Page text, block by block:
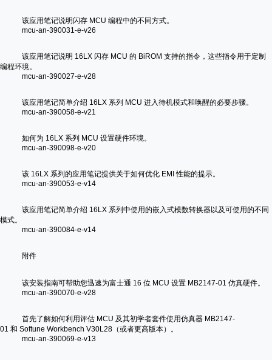
该应用笔记说明闪存 MCU 编程中的不同方式。
mcu-an-390031-e-v26
该应用笔记说明 16LX 闪存 MCU 的 BiROM 支持的指令，这些指令用于定制
编程环境。
mcu-an-390027-e-v28
该应用笔记简单介绍 16LX 系列 MCU 进入待机模式和唤醒的必要步骤。
mcu-an-390058-e-v21
如何为 16LX 系列 MCU 设置硬件环境。
mcu-an-390098-e-v20
该 16LX 系列的应用笔记提供关于如何优化 EMI 性能的提示。
mcu-an-390053-e-v14
该应用笔记简单介绍 16LX 系列中使用的嵌入式模数转换器以及可使用的不同
模式。
mcu-an-390084-e-v14
附件
该安装指南可帮助您迅速为富士通 16 位 MCU 设置 MB2147-01 仿真硬件。
mcu-an-390070-e-v28
首先了解如何利用评估 MCU 及其初学者套件使用仿真器 MB2147-
01 和 Softune Workbench V30L28（或者更高版本）。
mcu-an-390069-e-v13